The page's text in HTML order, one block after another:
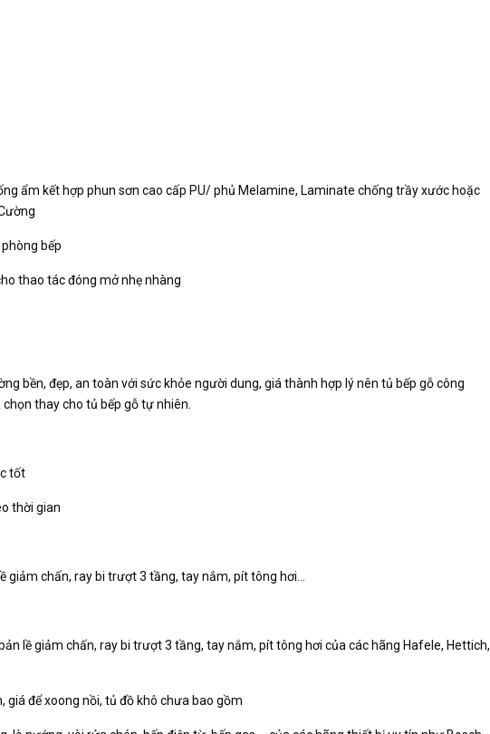
ẩm kết hợp phun sơn cao cấp PU/ phủ Melamine, Laminate chống trầy xước hoặc
bếp
thao tác đóng mở nhẹ nhàng
bền, đẹp, an toàn với sức khỏe người dung, giá thành hợp lý nên tủ bếp gỗ công
thay cho tủ bếp gỗ tự nhiên.
tốt
thời gian
giảm chấn, ray bi trượt 3 tầng, tay nắm, pít tông hơi…
lề giảm chấn, ray bi trượt 3 tầng, tay nắm, pít tông hơi của các hãng Hafele, Hettich,
giá để xoong nồi, tủ đồ khô chưa bao gồm